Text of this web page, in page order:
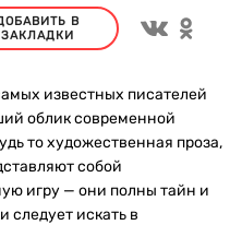
В
ЗАКЛАДКИ
известных писателей
облик современной
то художественная проза,
собой
игру — они полны тайн и
следует искать в